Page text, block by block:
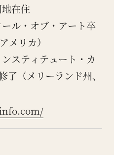
在住
ル・オブ・アート卒
メリカ）
スティテュート・カ
了（メリーランド州、